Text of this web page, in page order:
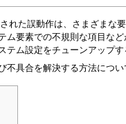
れた誤動作は、さまざまな
ム要素での不規則な項目な
テム設定をチューンアップ
不具合を解決する方法につい
the